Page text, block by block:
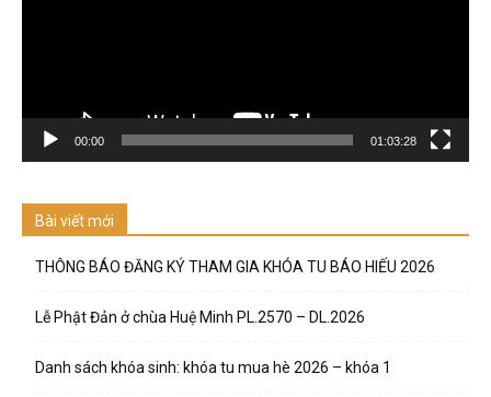
00:00 01:03:28
Bài viết mới
THÔNG BÁO ĐĂNG KÝ THAM GIA KHÓA TU BÁO HIẾU 2026
Lễ Phật Đản ở chùa Huệ Minh PL.2570 – DL.2026
Danh sách khóa sinh: khóa tu mua hè 2026 – khóa 1